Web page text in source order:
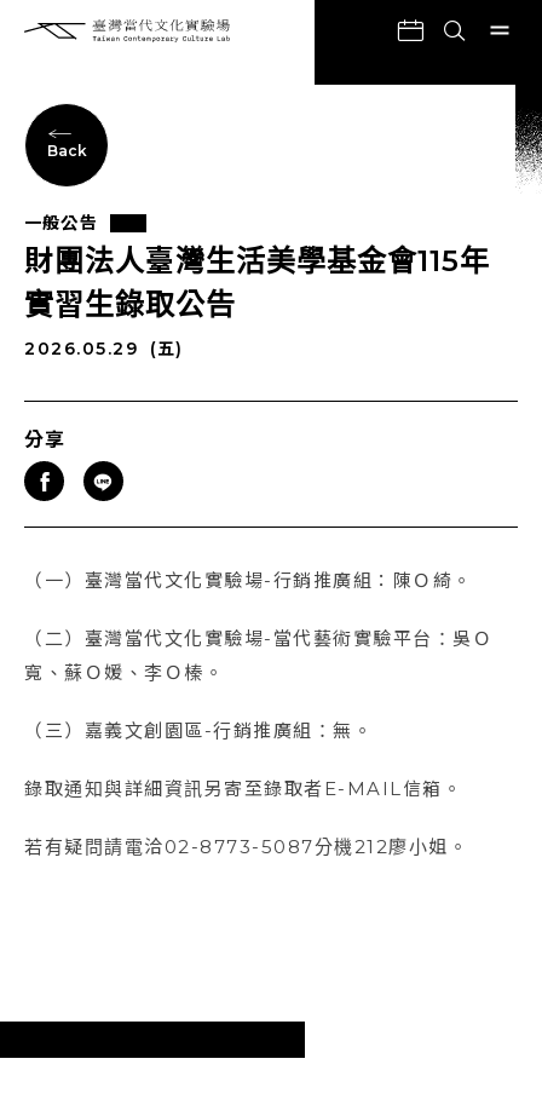
Back
一般公告
財團法人臺灣生活美學基金會115年
實習生錄取公告
2026.05.29 (五)
分享
（一）臺灣當代文化實驗場-行銷推廣組：陳Ｏ綺。
（二）臺灣當代文化實驗場-當代藝術實驗平台：吳Ｏ
寬、蘇Ｏ媛、李Ｏ榛。
（三）嘉義文創園區-行銷推廣組：無。
錄取通知與詳細資訊另寄至錄取者E-MAIL信箱。
若有疑問請電洽02-8773-5087分機212廖小姐。